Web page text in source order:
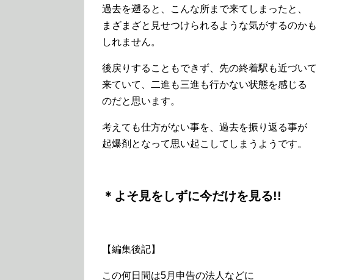
過去を遡ると、こんな所まで来てしまったと、
まざまざと見せつけられるような気がするのかも
しれません。
後戻りすることもできず、先の終着駅も近づいて
来ていて、二進も三進も行かない状態を感じる
のだと思います。
考えても仕方がない事を、過去を振り返る事が
起爆剤となって思い起こしてしまうようです。
＊よそ見をしずに今だけを見る!!
【編集後記】
この何日間は5月申告の法人などに